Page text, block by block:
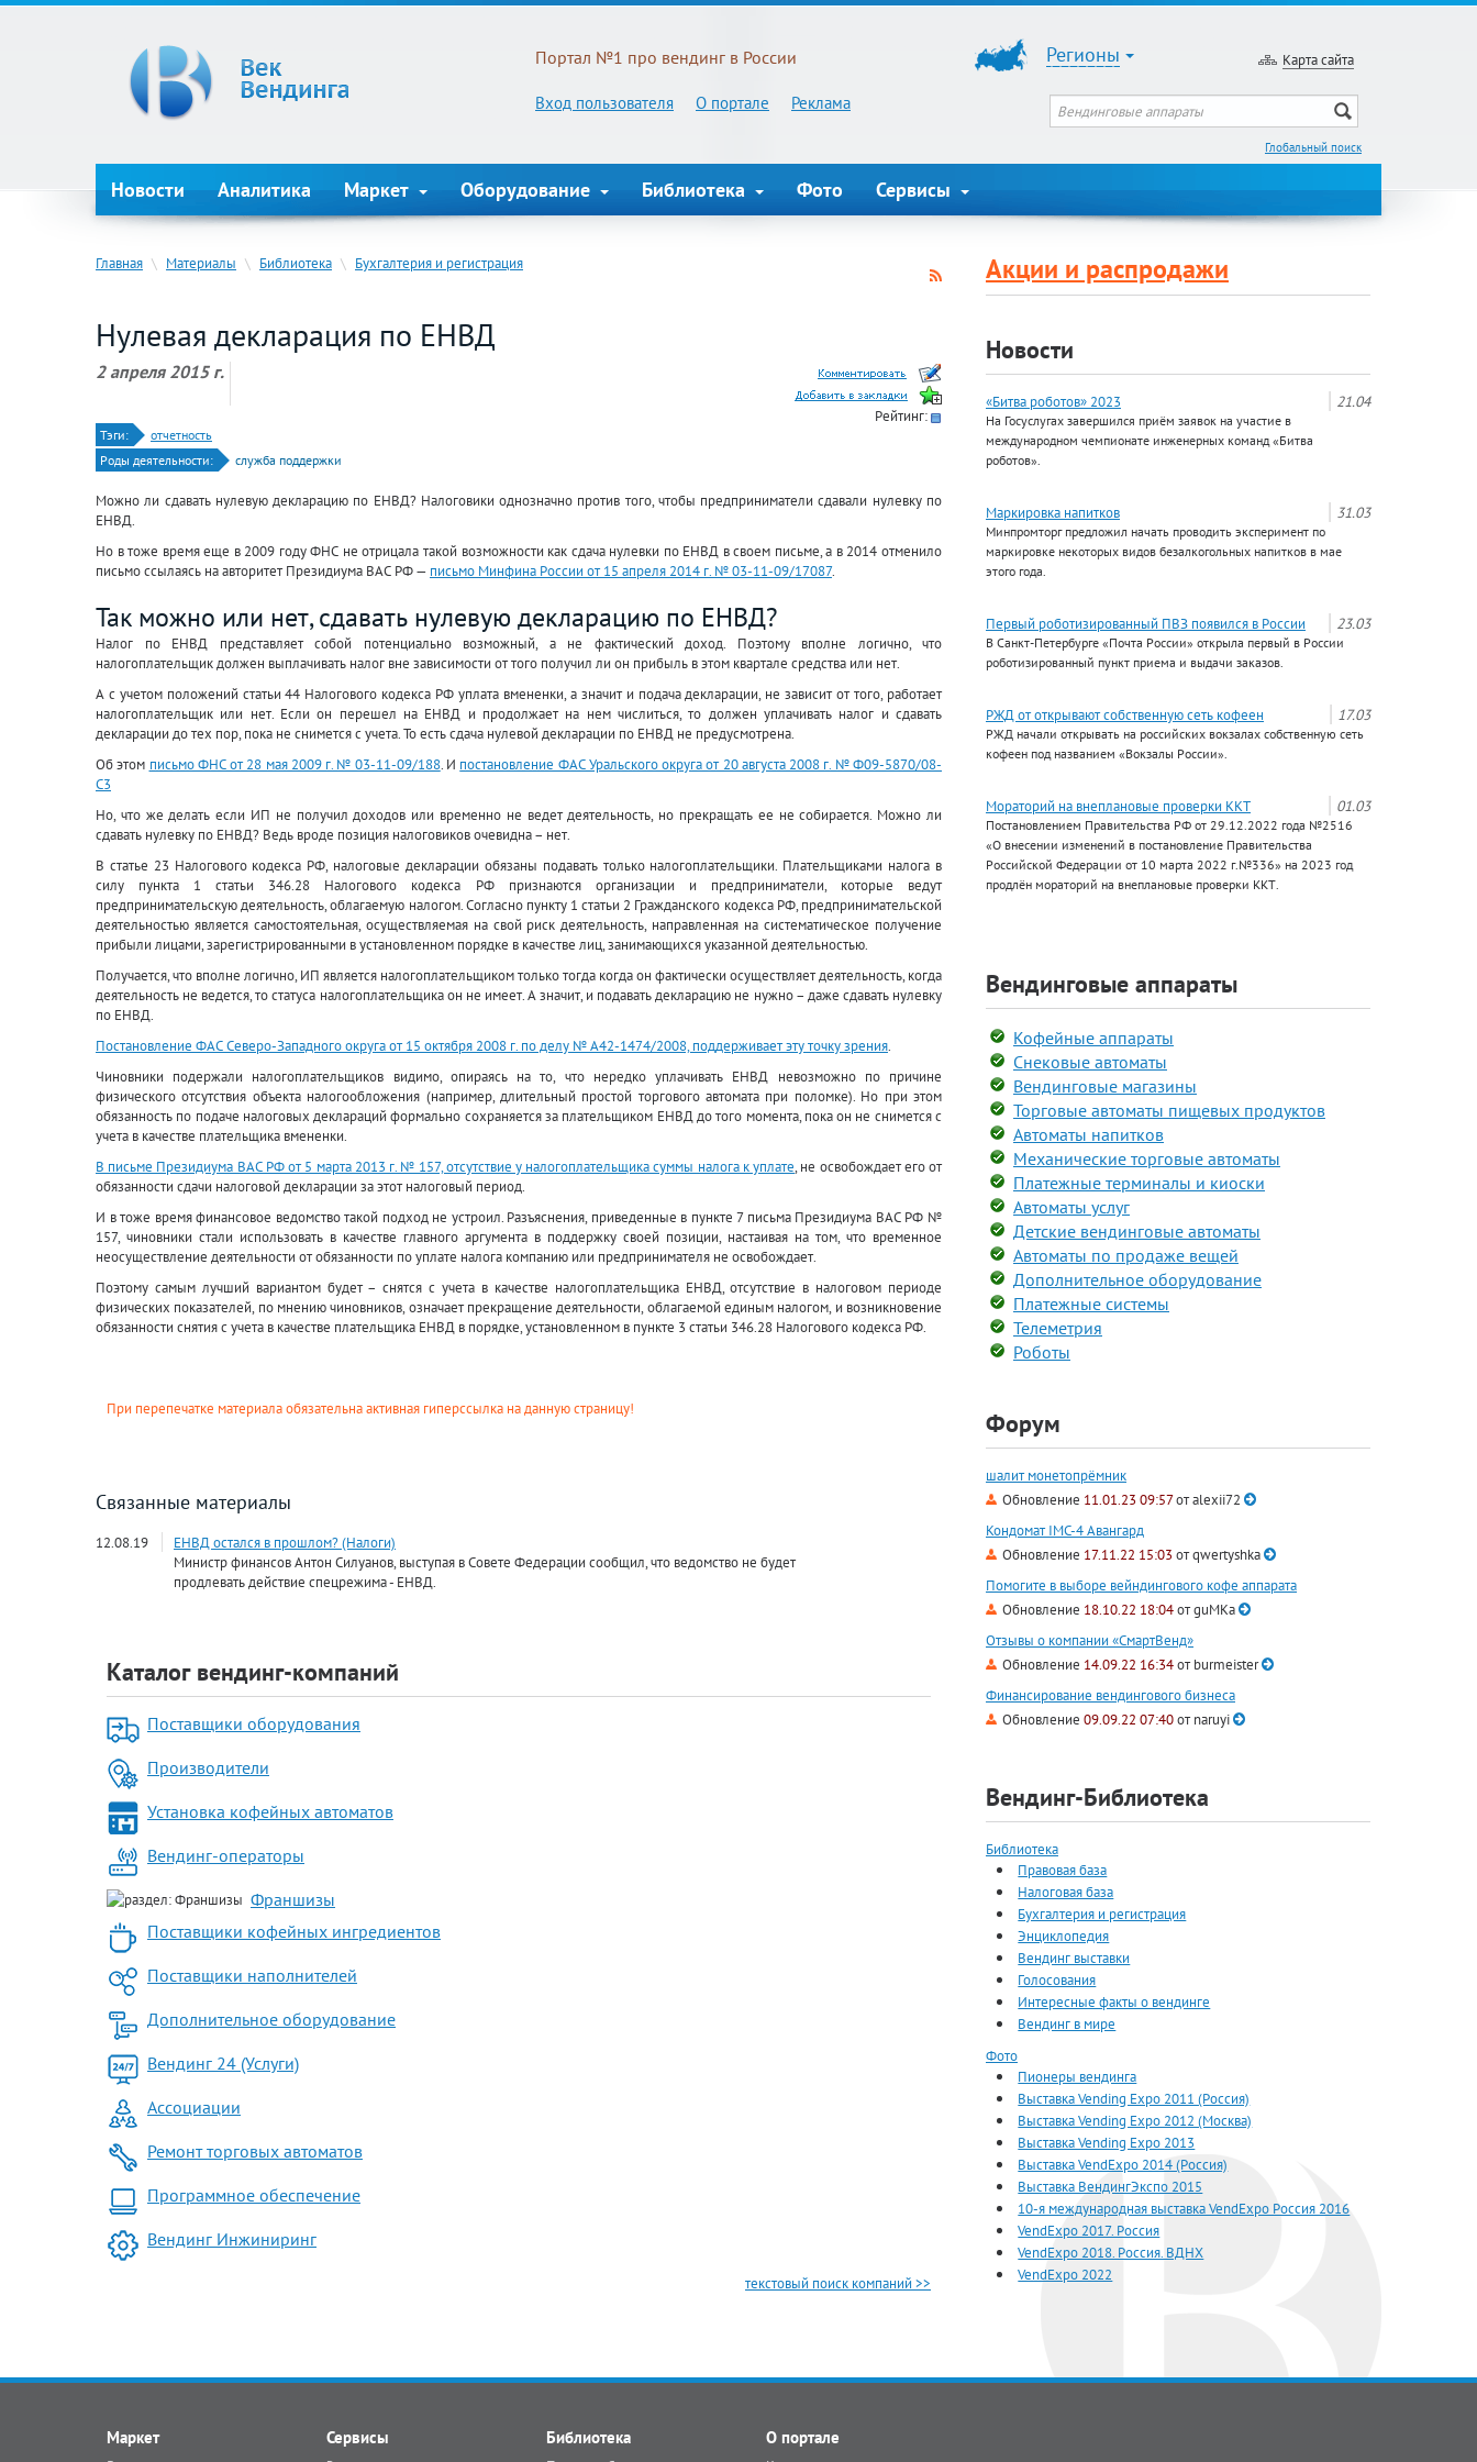
Портал №1 про вендинг в России
Вход пользователя О портале Реклама
Регионы Карта сайта
Глобальный поиск
Новости Аналитика Маркет Оборудование Библиотека Фото Сервисы
Главная \ Материалы \ Библиотека \ Бухгалтерия и регистрация
Нулевая декларация по ЕНВД
2 апреля 2015 г.
Рейтинг:
Тэги:
отчетность
Роды деятельности:
служба поддержки
Можно ли сдавать нулевую декларацию по ЕНВД? Налоговики однозначно против того, чтобы предприниматели сдавали нулевку по
ЕНВД.
Но в тоже время еще в 2009 году ФНС не отрицала такой возможности как сдача нулевки по ЕНВД в своем письме, а в 2014 отменило
письмо ссылаясь на авторитет Президиума ВАС РФ — письмо Минфина России от 15 апреля 2014 г. № 03-11-09/17087.
Так можно или нет, сдавать нулевую декларацию по ЕНВД?
Налог по ЕНВД представляет собой потенциально возможный, а не фактический доход. Поэтому вполне логично, что
налогоплательщик должен выплачивать налог вне зависимости от того получил ли он прибыль в этом квартале средства или нет.
А с учетом положений статьи 44 Налогового кодекса РФ уплата вмененки, а значит и подача декларации, не зависит от того, работает
налогоплательщик или нет. Если он перешел на ЕНВД и продолжает на нем числиться, то должен уплачивать налог и сдавать
декларации до тех пор, пока не снимется с учета. То есть сдача нулевой декларации по ЕНВД не предусмотрена.
Об этом письмо ФНС от 28 мая 2009 г. № 03-11-09/188. И постановление ФАС Уральского округа от 20 августа 2008 г. № Ф09-5870/08-
С3
Но, что же делать если ИП не получил доходов или временно не ведет деятельность, но прекращать ее не собирается. Можно ли
сдавать нулевку по ЕНВД? Ведь вроде позиция налоговиков очевидна – нет.
В статье 23 Налогового кодекса РФ, налоговые декларации обязаны подавать только налогоплательщики. Плательщиками налога в
силу пункта 1 статьи 346.28 Налогового кодекса РФ признаются организации и предприниматели, которые ведут
предпринимательскую деятельность, облагаемую налогом. Согласно пункту 1 статьи 2 Гражданского кодекса РФ, предпринимательской
деятельностью является самостоятельная, осуществляемая на свой риск деятельность, направленная на систематическое получение
прибыли лицами, зарегистрированными в установленном порядке в качестве лиц, занимающихся указанной деятельностью.
Получается, что вполне логично, ИП является налогоплательщиком только тогда когда он фактически осуществляет деятельность, когда
деятельность не ведется, то статуса налогоплательщика он не имеет. А значит, и подавать декларацию не нужно – даже сдавать нулевку
по ЕНВД.
Постановление ФАС Северо-Западного округа от 15 октября 2008 г. по делу № А42-1474/2008, поддерживает эту точку зрения.
Чиновники подержали налогоплательщиков видимо, опираясь на то, что нередко уплачивать ЕНВД невозможно по причине
физического отсутствия объекта налогообложения (например, длительный простой торгового автомата при поломке). Но при этом
обязанность по подаче налоговых деклараций формально сохраняется за плательщиком ЕНВД до того момента, пока он не снимется с
учета в качестве плательщика вмененки.
В письме Президиума ВАС РФ от 5 марта 2013 г. № 157, отсутствие у налогоплательщика суммы налога к уплате, не освобождает его от
обязанности сдачи налоговой декларации за этот налоговый период.
И в тоже время финансовое ведомство такой подход не устроил. Разъяснения, приведенные в пункте 7 письма Президиума ВАС РФ №
157, чиновники стали использовать в качестве главного аргумента в поддержку своей позиции, настаивая на том, что временное
неосуществление деятельности от обязанности по уплате налога компанию или предпринимателя не освобождает.
Поэтому самым лучший вариантом будет – снятся с учета в качестве налогоплательщика ЕНВД, отсутствие в налоговом периоде
физических показателей, по мнению чиновников, означает прекращение деятельности, облагаемой единым налогом, и возникновение
обязанности снятия с учета в качестве плательщика ЕНВД в порядке, установленном в пункте 3 статьи 346.28 Налогового кодекса РФ.
При перепечатке материала обязательна активная гиперссылка на данную страницу!
Связанные материалы
12.08.19
ЕНВД остался в прошлом? (Налоги)
Министр финансов Антон Силуанов, выступая в Совете Федерации сообщил, что ведомство не будет
продлевать действие спецрежима - ЕНВД.
Каталог вендинг-компаний
Поставщики оборудования
Производители
Установка кофейных автоматов
Вендинг-операторы
Франшизы
Поставщики кофейных ингредиентов
Поставщики наполнителей
Дополнительное оборудование
Вендинг 24 (Услуги)
Ассоциации
Ремонт торговых автоматов
Программное обеспечение
Вендинг Инжиниринг
текстовый поиск компаний >>
Акции и распродажи
Новости
21.04
«Битва роботов» 2023
На Госуслугах завершился приём заявок на участие в
международном чемпионате инженерных команд «Битва
роботов».
31.03
Маркировка напитков
Минпромторг предложил начать проводить эксперимент по
маркировке некоторых видов безалкогольных напитков в мае
этого года.
23.03
Первый роботизированный ПВЗ появился в России
В Санкт-Петербурге «Почта России» открыла первый в России
роботизированный пункт приема и выдачи заказов.
17.03
РЖД от открывают собственную сеть кофеен
РЖД начали открывать на российских вокзалах собственную сеть
кофеен под названием «Вокзалы России».
01.03
Мораторий на внеплановые проверки ККТ
Постановлением Правительства РФ от 29.12.2022 года №2516
«О внесении изменений в постановление Правительства
Российской Федерации от 10 марта 2022 г.№336» на 2023 год
продлён мораторий на внеплановые проверки ККТ.
Вендинговые аппараты
Кофейные аппараты
Снековые автоматы
Вендинговые магазины
Торговые автоматы пищевых продуктов
Автоматы напитков
Механические торговые автоматы
Платежные терминалы и киоски
Автоматы услуг
Детские вендинговые автоматы
Автоматы по продаже вещей
Дополнительное оборудование
Платежные системы
Телеметрия
Роботы
Форум
шалит монетопрёмник
Обновление 11.01.23 09:57отalexii72
Кондомат IMC-4 Авангард
Обновление 17.11.22 15:03 отqwertyshka
Помогите в выборе вейндингового кофе аппарата
Обновление 18.10.22 18:04отguMKa
Отзывы о компании «СмартВенд»
Обновление 14.09.22 16:34отburmeister
Финансирование вендингового бизнеса
Обновление 09.09.22 07:40отnaruyi
Вендинг-Библиотека
Библиотека
Правовая база
Налоговая база
Бухгалтерия и регистрация
Энциклопедия
Вендинг выставки
Голосования
Интересные факты о вендинге
Вендинг в мире
Фото
Пионеры вендинга
Выставка Vending Expo 2011 (Россия)
Выставка Vending Expo 2012 (Москва)
Выставка Vending Expo 2013
Выставка VendExpo 2014 (Россия)
Выставка ВендингЭкспо 2015
10-я международная выставка VendExpo Россия 2016
VendExpo 2017. Россия
VendExpo 2018. Россия. ВДНХ
VendExpo 2022
Маркет Сервисы Библиотека О портале